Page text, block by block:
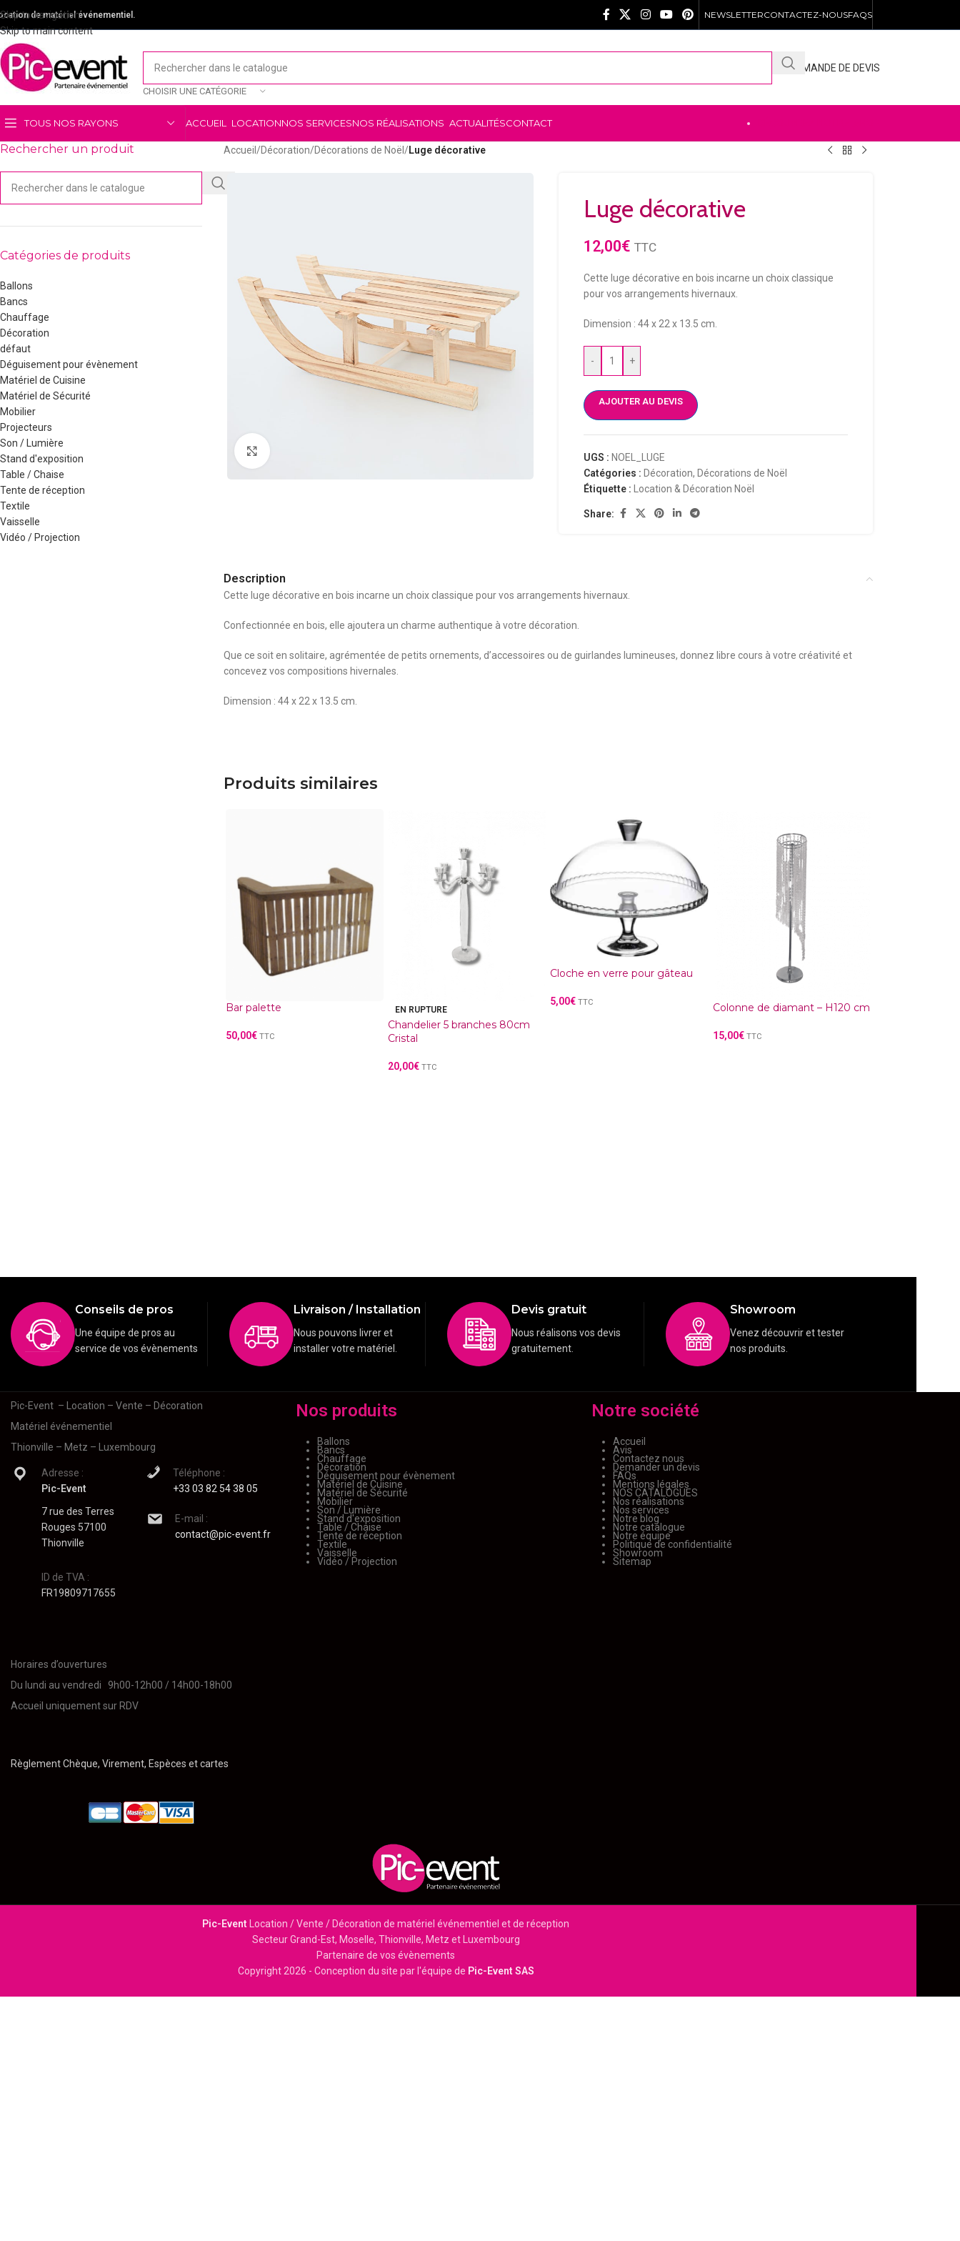
Skip to navigation
Skip to main content
de matériel événementiel. NEWSLETTERCONTACTEZ-NOUSFAQS
CHOISIR UNE CATÉGORIE
DEMANDE DE DEVIS
TOUS NOS RAYONS ACCUEIL LOCATIONNOS SERVICESNOS RÉALISATIONS ACTUALITÉSCONTACT
Rechercher un produit
Catégories de produits
Ballons
Bancs
Chauffage
Décoration
défaut
Déguisement pour évènement
Matériel de Cuisine
Matériel de Sécurité
Mobilier
Projecteurs
Son / Lumière
Stand d'exposition
Table / Chaise
Tente de réception
Textile
Vaisselle
Vidéo / Projection
Accueil /Décoration/Décorations de Noël /Luge décorative
Luge décorative
12,00€ TTC
Cette luge décorative en bois incarne un choix classique
pour vos arrangements hivernaux.
Dimension : 44 x 22 x 13.5 cm.
- +
AJOUTER AU DEVIS
UGS : NOEL_LUGE
Catégories : Décoration, Décorations de Noël
Étiquette :
Location & Décoration Noël
Share:
Description
Cette luge décorative en bois incarne un choix classique pour vos arrangements hivernaux.
Confectionnée en bois, elle ajoutera un charme authentique à votre décoration.
Que ce soit en solitaire, agrémentée de petits ornements, d’accessoires ou de guirlandes lumineuses, donnez libre cours à votre créativité et
concevez vos compositions hivernales.
Dimension : 44 x 22 x 13.5 cm.
Produits similaires
Bar palette
50,00€ TTC
EN RUPTURE
Chandelier 5 branches 80cm
Cristal
20,00€ TTC
Cloche en verre pour gâteau
5,00€ TTC Colonne de diamant – H120 cm
15,00€ TTC
Conseils de pros
Une équipe de pros au
service de vos évènements
Livraison / Installation
Nous pouvons livrer et
installer votre matériel.
Devis gratuit
Nous réalisons vos devis
gratuitement.
Showroom
Venez découvrir et tester
nos produits.
Pic-Event – Location – Vente – Décoration
Matériel événementiel
Thionville – Metz – Luxembourg
Adresse :
Pic-Event
7 rue des Terres
Rouges 57100
Thionville
ID de TVA :
FR19809717655
Téléphone :
+33 03 82 54 38 05
E-mail :
contact@pic-event.fr
Horaires d’ouvertures
Du lundi au vendredi 9h00-12h00 / 14h00-18h00
Accueil uniquement sur RDV
Règlement Chèque, Virement, Espèces et cartes
Nos produits
Ballons
Bancs
Chauffage
Décoration
Déguisement pour évènement
Matériel de Cuisine
Matériel de Sécurité
Mobilier
Son / Lumière
Stand d'exposition
Table / Chaise
Tente de réception
Textile
Vaisselle
Vidéo / Projection
Notre société
Accueil
Avis
Contactez nous
Demander un devis
FAQs
Mentions légales
NOS CATALOGUES
Nos réalisations
Nos services
Notre blog
Notre catalogue
Notre équipe
Politique de confidentialité
Showroom
Sitemap
Pic-Event Location / Vente / Décoration de matériel événementiel et de réception
Secteur Grand-Est, Moselle, Thionville, Metz et Luxembourg
Partenaire de vos évènements
Copyright 2026 - Conception du site par l'équipe de Pic-Event SAS